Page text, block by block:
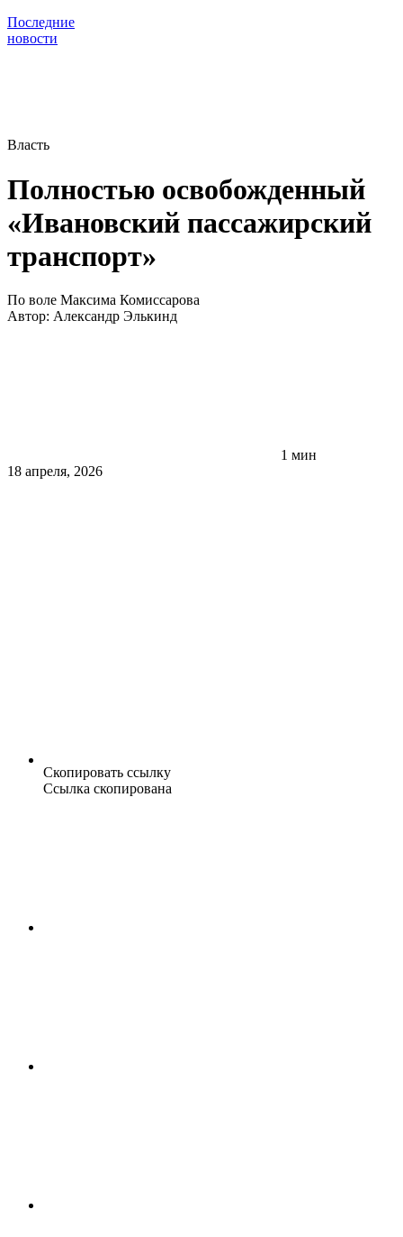
Последние
новости
Власть
Полностью освобожденный
«Ивановский пассажирский
транспорт»
По воле Максима Комиссарова
Автор: Александр Элькинд
1 мин
18 апреля, 2026
Скопировать ссылку
Ссылка скопирована